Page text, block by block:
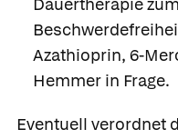
Dauertherapie
Azathioprin, 6-
Hemmer in Frage.
Eventuell verordnet